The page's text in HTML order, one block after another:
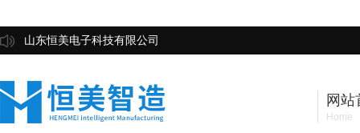
山东恒美电子科技有限公司
网站
Home